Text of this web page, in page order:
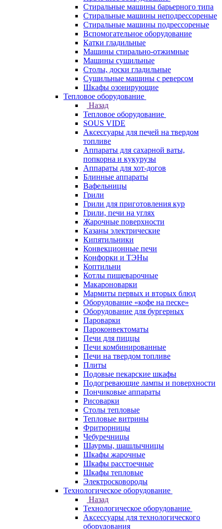
Cтиральные машины барьерного типа
Cтиральные машины неподрессореные
Cтиральные машины подрессореные
Вспомогательное оборудование
Катки гладильные
Машины стирально-отжимные
Машины сушильные
Столы, доски гладильные
Сушильные машины с реверсом
Шкафы озонирующие
Тепловое оборудование
Назад
Тепловое оборудование
SOUS VIDE
Аксессуары для печей на твердом
топливе
Аппараты для сахарной ваты,
попкорна и кукурузы
Аппараты для хот-догов
Блинные аппараты
Вафельницы
Грили
Грили для приготовления кур
Грили, печи на углях
Жарочные поверхности
Казаны электрические
Кипятильники
Конвекционные печи
Конфорки и ТЭНы
Коптильни
Котлы пищеварочные
Макароноварки
Мармиты первых и вторых блюд
Оборудование «кофе на песке»
Оборудование для бургерных
Пароварки
Пароконвектоматы
Печи для пиццы
Печи комбинированные
Печи на твердом топливе
Плиты
Подовые пекарские шкафы
Подогревающие лампы и поверхности
Пончиковые аппараты
Рисоварки
Столы тепловые
Тепловые витрины
Фритюрницы
Чебуречницы
Шаурмы, шашлычницы
Шкафы жарочные
Шкафы расстоечные
Шкафы тепловые
Электросковороды
Технологическое оборудование
Назад
Технологическое оборудование
Аксессуары для технологического
оборудования